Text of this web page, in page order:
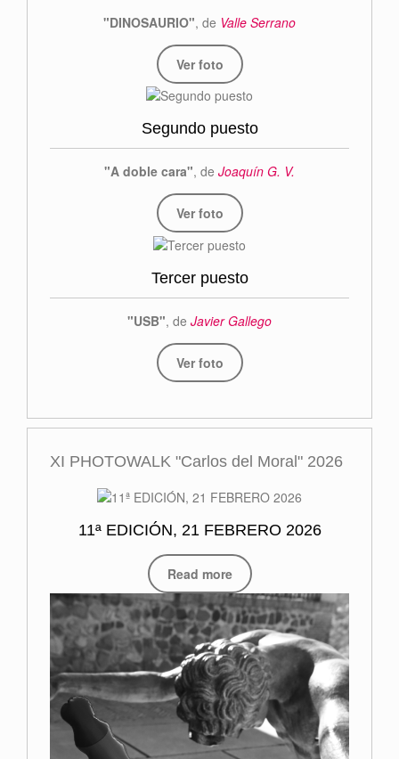
"DINOSAURIO", de Valle Serrano
Ver foto
Segundo puesto
"A doble cara", de Joaquín G. V.
Ver foto
Tercer puesto
"USB", de Javier Gallego
Ver foto
XI PHOTOWALK "Carlos del Moral" 2026
11ª EDICIÓN, 21 FEBRERO 2026
Read more